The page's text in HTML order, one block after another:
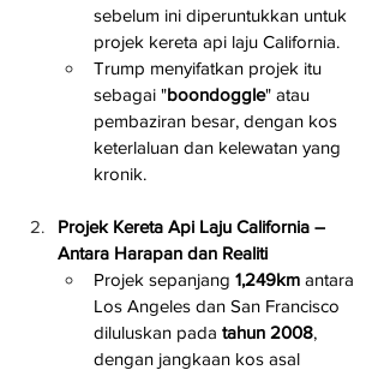
sebelum ini diperuntukkan untuk
projek kereta api laju California.
Trump menyifatkan projek itu
sebagai "boondoggle" atau
pembaziran besar, dengan kos
keterlaluan dan kelewatan yang
kronik.
Projek Kereta Api Laju California –
Antara Harapan dan Realiti
Projek sepanjang 1,249km antara
Los Angeles dan San Francisco
diluluskan pada tahun 2008,
dengan jangkaan kos asal